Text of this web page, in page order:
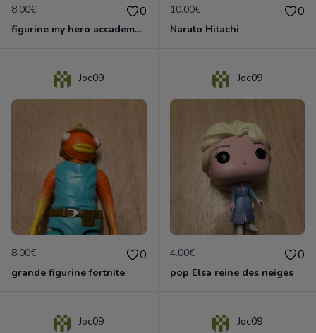
8.00€ 0
figurine my hero accademy Bakugo
10.00€ 0
Naruto Hitachi
Joc09
8.00€ 0
grande figurine fortnite
Joc09
4.00€ 0
pop Elsa reine des neiges
Joc09 Joc09